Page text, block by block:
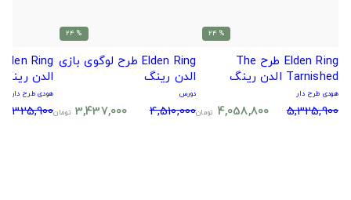
% 24
Elden Ring طرح The
Tarnished الدن رینگ
هودی طرح دار
5,325,900
4,058,800 تومان
% 24
Elden Ring طرح لوگوی بازی
الدن رینگ
دورس
4,510,000
3,437,000 تومان
الدن رینگ
هودی طرح دار
5,325,900